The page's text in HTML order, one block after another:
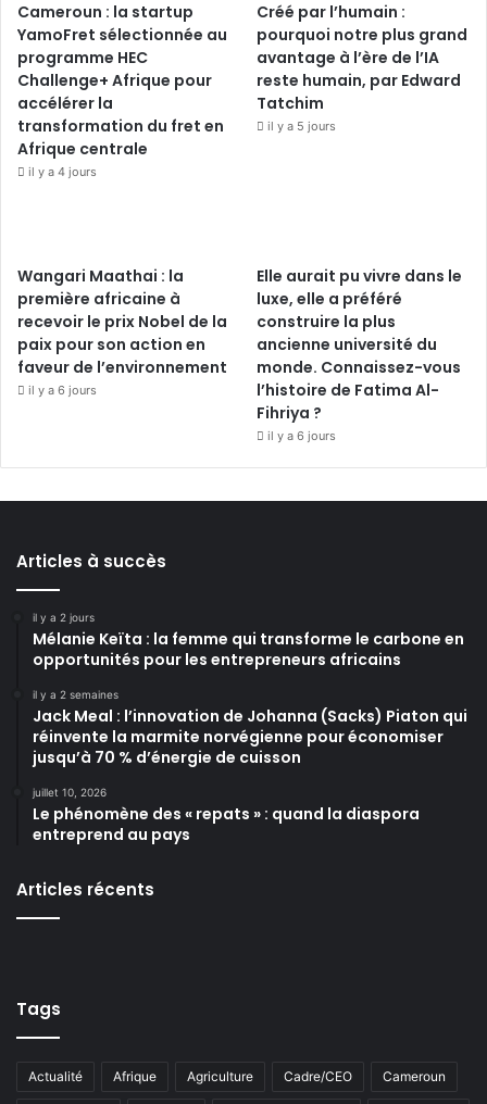
Cameroun : la startup
YamoFret sélectionnée au
programme HEC
Challenge+ Afrique pour
accélérer la
transformation du fret en
Afrique centrale
il y a 4 jours
Créé par l’humain :
pourquoi notre plus grand
avantage à l’ère de l’IA
reste humain, par Edward
Tatchim
il y a 5 jours
Wangari Maathai : la
première africaine à
recevoir le prix Nobel de la
paix pour son action en
faveur de l’environnement
il y a 6 jours
Elle aurait pu vivre dans le
luxe, elle a préféré
construire la plus
ancienne université du
monde. Connaissez-vous
l’histoire de Fatima Al-
Fihriya ?
il y a 6 jours
Articles à succès
il y a 2 jours
Mélanie Keïta : la femme qui transforme le carbone en
opportunités pour les entrepreneurs africains
il y a 2 semaines
Jack Meal : l’innovation de Johanna (Sacks) Piaton qui
réinvente la marmite norvégienne pour économiser
jusqu’à 70 % d’énergie de cuisson
juillet 10, 2026
Le phénomène des « repats » : quand la diaspora
entreprend au pays
Articles récents
Tags
Actualité Afrique Agriculture Cadre/CEO Cameroun